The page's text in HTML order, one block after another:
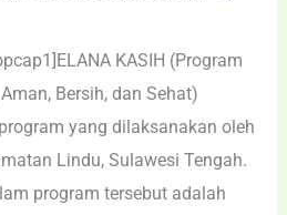
KASIH (Program
Bersih, dan Sehat)
yang dilaksanakan oleh
Lindu, Sulawesi Tengah.
program tersebut adalah